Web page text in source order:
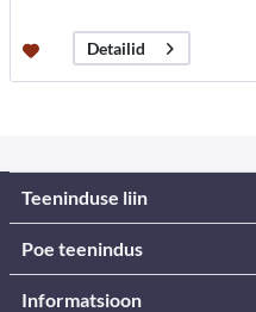
Detailid
Teeninduse liin
Poe teenindus
Informatsioon